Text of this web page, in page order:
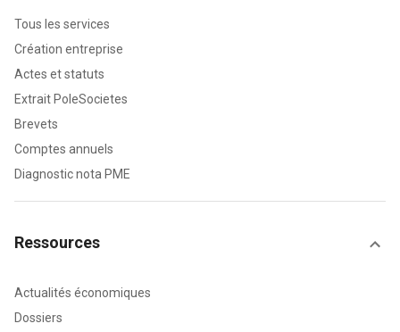
Tous les services
Création entreprise
Actes et statuts
Extrait PoleSocietes
Brevets
Comptes annuels
Diagnostic nota PME
Ressources
Actualités économiques
Dossiers